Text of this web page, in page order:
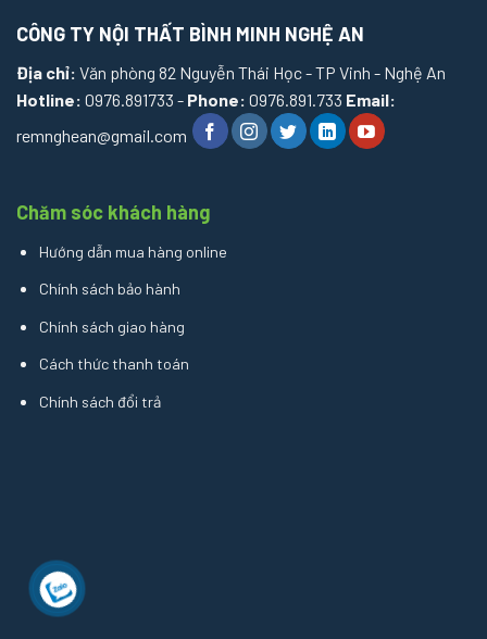
CÔNG TY NỘI THẤT BÌNH MINH NGHỆ AN
Địa chỉ: Văn phòng 82 Nguyễn Thái Học - TP Vinh - Nghệ An
Hotline: 0976.891733 - Phone: 0976.891.733 Email:
remnghean@gmail.com
Chăm sóc khách hàng
Hướng dẫn mua hàng online
Chính sách bảo hành
Chính sách giao hàng
Cách thức thanh toán
Chính sách đổi trả